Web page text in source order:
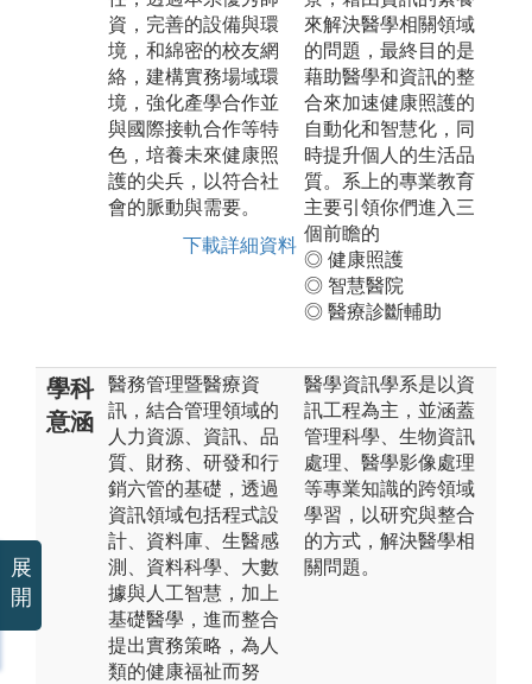
資，完善的設備與環
境，和綿密的校友網
絡，建構實務場域環
境，強化產學合作並
與國際接軌合作等特
色，培養未來健康照
護的尖兵，以符合社
會的脈動與需要。
下載詳細資料
來解決醫學相關領域
的問題，最終目的是
藉助醫學和資訊的整
合來加速健康照護的
自動化和智慧化，同
時提升個人的生活品
質。系上的專業教育
主要引領你們進入三
個前瞻的
◎ 健康照護
◎ 智慧醫院
◎ 醫療診斷輔助
學科
意涵
醫務管理暨醫療資
訊，結合管理領域的
人力資源、資訊、品
質、財務、研發和行
銷六管的基礎，透過
資訊領域包括程式設
計、資料庫、生醫感
測、資料科學、大數
據與人工智慧，加上
基礎醫學，進而整合
提出實務策略，為人
類的健康福祉而努
醫學資訊學系是以資
訊工程為主，並涵蓋
管理科學、生物資訊
處理、醫學影像處理
等專業知識的跨領域
學習，以研究與整合
的方式，解決醫學相
關問題。
展
開